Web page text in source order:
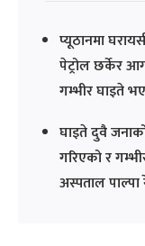
प्यूठानमा
पेट्रोल छर्केर
गम्भीर घाइते
घाइते दुवै
गरिएको र
अस्पताल